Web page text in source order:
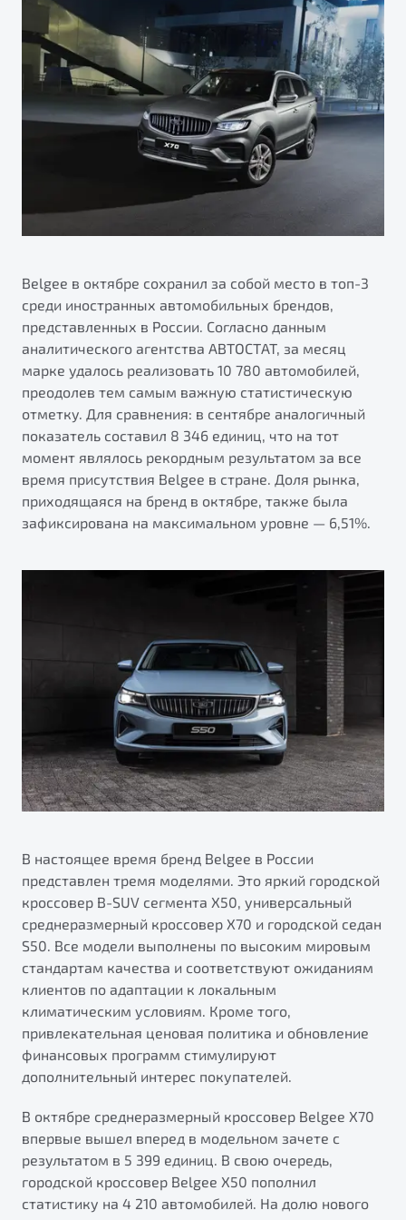
Яркий кроссовер
от 2 219 990 ₽*
В наличии
Элегантный и практичный седан
от 1 699 990 ₽*
Обзор В наличии
X70
Универсальный кроссовер
от 2 499 990 ₽*
Обзор В наличии
Автокредит
Трейд-ин
Страхование
Расчет КАСКО
Узнайте о специальных выгодах при покупке
автомобиля Belgee
Подробно
ПОДДЕРЖКА
Гарантия Belgee
Belgee Линк
Belgee Клуб
Клиентская поддержка
Будьте еще более уверены на дорогах с программой
"Помощь на дорогах"
Преимущества программы
Запись на сервис
Калькулятор ТО
Клиентская поддержка
О дилерском центре
Правовая информация
Belgee в октябре сохранил за собой место в топ-3
среди иностранных автомобильных брендов,
представленных в России. Согласно данным
аналитического агентства АВТОСТАТ, за месяц
марке удалось реализовать 10 780 автомобилей,
преодолев тем самым важную статистическую
отметку. Для сравнения: в сентябре аналогичный
показатель составил 8 346 единиц, что на тот
момент являлось рекордным результатом за все
время присутствия Belgee в стране. Доля рынка,
приходящаяся на бренд в октябре, также была
зафиксирована на максимальном уровне — 6,51%.
В настоящее время бренд Belgee в России
представлен тремя моделями. Это яркий городской
кроссовер B-SUV сегмента X50, универсальный
среднеразмерный кроссовер X70 и городской седан
S50. Все модели выполнены по высоким мировым
стандартам качества и соответствуют ожиданиям
клиентов по адаптации к локальным
климатическим условиям. Кроме того,
привлекательная ценовая политика и обновление
финансовых программ стимулируют
дополнительный интерес покупателей.
В октябре среднеразмерный кроссовер Belgee Х70
впервые вышел вперед в модельном зачете с
результатом в 5 399 единиц. В свою очередь,
городской кроссовер Belgee X50 пополнил
статистику на 4 210 автомобилей. На долю нового